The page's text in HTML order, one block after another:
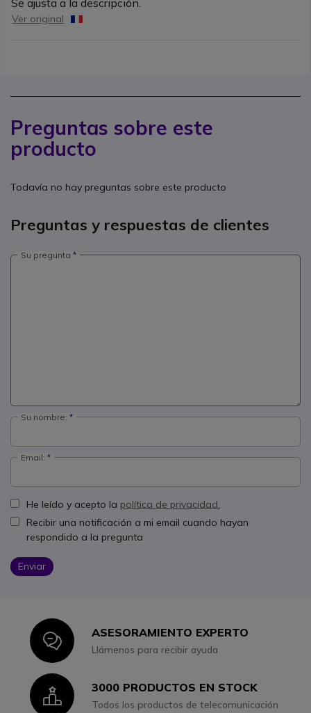
Se ajusta a la descripción.
Ver original
Preguntas sobre este
producto
Todavía no hay preguntas sobre este producto
Preguntas y respuestas de clientes
Su pregunta
Su nombre:
Email:
He leído y acepto la política de privacidad.
Recibir una notificación a mi email cuando hayan
respondido a la pregunta
Enviar
IconASESORAMIENTO EXPERTO
Llámenos para recibir ayuda
Icon3000 PRODUCTOS EN STOCK
Todos los productos de telecomunicación